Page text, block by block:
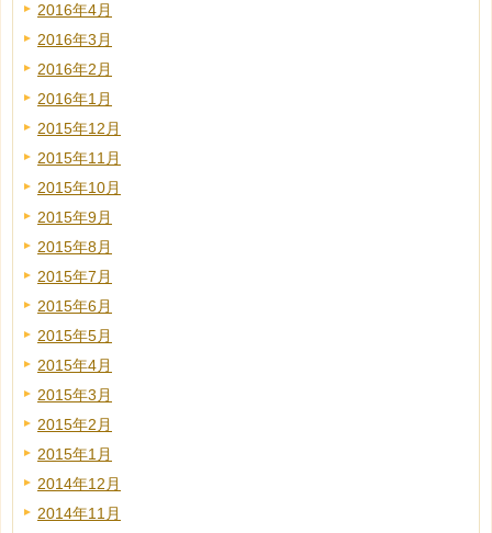
2016年4月
2016年3月
2016年2月
2016年1月
2015年12月
2015年11月
2015年10月
2015年9月
2015年8月
2015年7月
2015年6月
2015年5月
2015年4月
2015年3月
2015年2月
2015年1月
2014年12月
2014年11月